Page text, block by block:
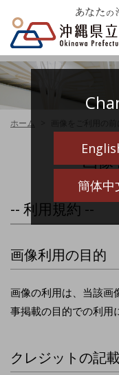
簡体中
ホーム
画像
-- 利用規約 --
画像利用の目的
画像の利用は、当該画
事掲載の目的での利用
クレジットの記